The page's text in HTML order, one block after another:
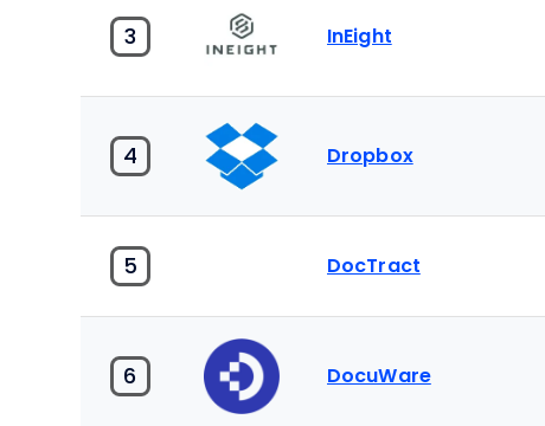
3 InEight
4 Dropbox
5 DocTract
6 DocuWare